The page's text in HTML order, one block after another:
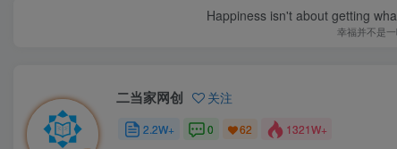
Happiness isn't about getting
幸福并不是
二当家网创 关注
2.2W+ 0 62 1321W+